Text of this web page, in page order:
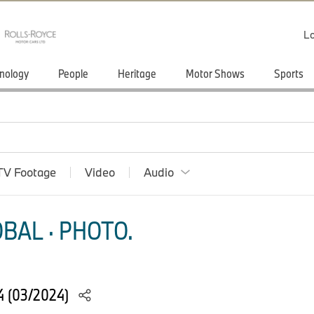
People Heritage Motor Shows Sports
Footage Video Audio
· PHOTO.
(03/2024)